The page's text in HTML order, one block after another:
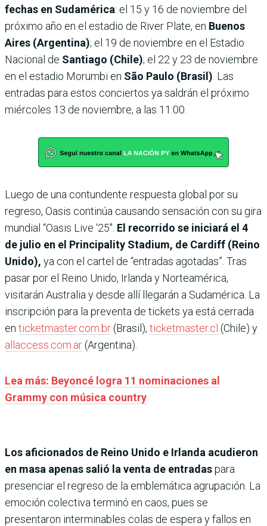
fechas en Sudamérica: el 15 y 16 de noviembre del
próximo año en el estadio de River Plate, en Buenos
Aires (Argentina); el 19 de noviembre en el Estadio
Nacional de Santiago (Chile); el 22 y 23 de noviembre
en el estadio Morumbi en São Paulo (Brasil) . Las
entradas para estos conciertos ya saldrán el próximo
miércoles 13 de noviembre, a las 11:00.
Luego de una contundente respuesta global por su
regreso, Oasis continúa causando sensación con su gira
mundial “Oasis Live ‘25″. El recorrido se iniciará el 4
de julio en el Principality Stadium, de Cardiff (Reino
Unido), ya con el cartel de “entradas agotadas”. Tras
pasar por el Reino Unido, Irlanda y Norteamérica,
visitarán Australia y desde allí llegarán a Sudamérica. La
inscripción para la preventa de tickets ya está cerrada
en ticketmaster.com.br(Brasil), ticketmaster.cl (Chile) y
allaccess.com.ar(Argentina).
Lea más: Beyoncé logra 11 nominaciones al
Grammy con música country
Los aficionados de Reino Unido e Irlanda acudieron
en masa apenas salió la venta de entradaspara
presenciar el regreso de la emblemática agrupación. La
emoción colectiva terminó en caos, pues se
presentaron interminables colas de espera y fallos en